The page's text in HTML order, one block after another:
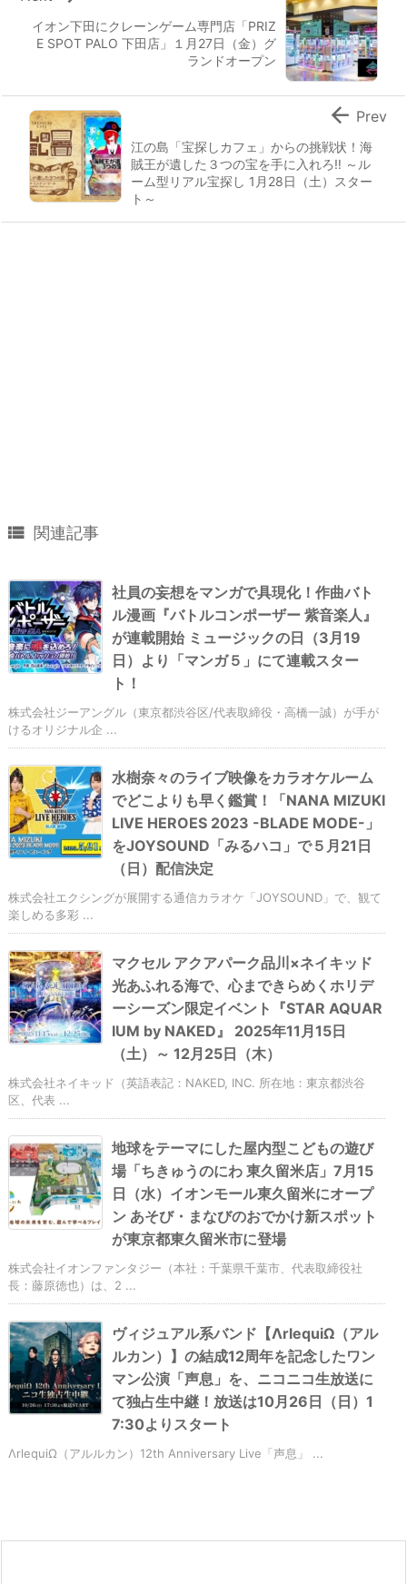
イオン下田にクレーンゲーム専門店「PRIZ
E SPOT PALO 下田店」１月27日（金）グ
ランドオープン
江の島「宝探しカフェ」からの挑戦状！海
賊王が遺した３つの宝を手に入れろ‼ ～ル
ーム型リアル宝探し 1月28日（土）スター
ト～
 Prev
 関連記事
社員の妄想をマンガで具現化！作曲バト
ル漫画『バトルコンポーザー 紫音楽人』
が連載開始 ミュージックの日（3月19
日）より「マンガ５」にて連載スター
ト！
株式会社ジーアングル（東京都渋谷区/代表取締役・高橋一誠）が手が
けるオリジナル企 ...
水樹奈々のライブ映像をカラオケルーム
でどこよりも早く鑑賞！「NANA MIZUKI
LIVE HEROES 2023 -BLADE MODE-」
をJOYSOUND「みるハコ」で５月21日
（日）配信決定
株式会社エクシングが展開する通信カラオケ「JOYSOUND」で、観て
楽しめる多彩 ...
マクセル アクアパーク品川×ネイキッド
光あふれる海で、心まできらめくホリデ
ーシーズン限定イベント『STAR AQUAR
IUM by NAKED』 2025年11月15日
（土）～ 12月25日（木）
株式会社ネイキッド（英語表記：NAKED, INC. 所在地：東京都渋谷
区、代表 ...
地球をテーマにした屋内型こどもの遊び
場「ちきゅうのにわ 東久留米店」7月15
日（水）イオンモール東久留米にオープ
ン あそび・まなびのおでかけ新スポット
が東京都東久留米市に登場
株式会社イオンファンタジー（本社：千葉県千葉市、代表取締役社
長：藤原徳也）は、2 ...
ヴィジュアル系バンド【ΛrlequiΩ（アル
ルカン）】の結成12周年を記念したワン
マン公演「声息」を、ニコニコ生放送に
て独占生中継！放送は10月26日（日）1
7:30よりスタート
ΛrlequiΩ（アルルカン）12th Anniversary Live「声息」 ...